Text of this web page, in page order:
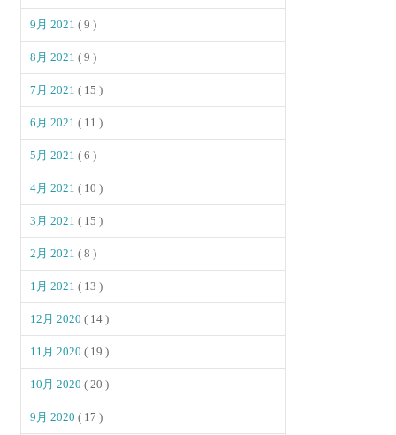
9月 2021( 9 )
8月 2021( 9 )
7月 2021( 15 )
6月 2021( 11 )
5月 2021( 6 )
4月 2021( 10 )
3月 2021( 15 )
2月 2021( 8 )
1月 2021( 13 )
12月 2020( 14 )
11月 2020( 19 )
10月 2020( 20 )
9月 2020( 17 )